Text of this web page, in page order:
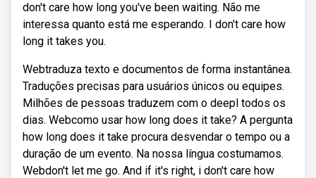
don't care how long you've been waiting. Não me
interessa quanto está me esperando. I don't care how
long it takes you.
Webtraduza texto e documentos de forma instantânea.
Traduções precisas para usuários únicos ou equipes.
Milhões de pessoas traduzem com o deepl todos os
dias. Webcomo usar how long does it take? A pergunta
how long does it take procura desvendar o tempo ou a
duração de um evento. Na nossa língua costumamos.
Webdon't let me go. And if it's right, i don't care how